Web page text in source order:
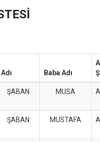
Adı Baba Adı
ŞABAN MUSA
ŞABAN MUSTAFA